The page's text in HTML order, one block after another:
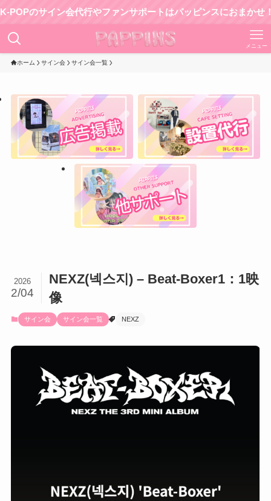
サイン会代行やファンサポートはパッピンスにおまかせ！
メニュー
ホーム サイン会 サイン会一覧
NEXZ(넥스지) – Beat-Boxer1：1映
像
2026
2/04
サイン会 サイン会一覧 NEXZ